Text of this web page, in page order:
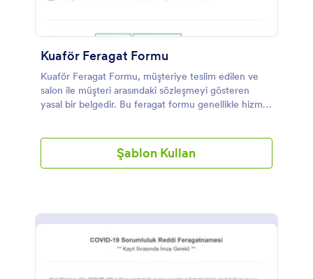
Formu ile müşterilerinizi ve salon veya spa
personelinizi salgın sırasında koruyun.
Kuaför Feragat Formu
Kuaför Feragat Formu, müşteriye teslim edilen ve
salon ile müşteri arasındaki sözleşmeyi gösteren
yasal bir belgedir. Bu feragat formu genellikle hizmet
numarasını, yararlandığı hizmet türünü ve randevu
tarihini soran form alanlarını içerir. Kuaför Feragat
bölüm de mevcut. Bu şablon, esas olarak önemli
statik metni görüntülemek için paragraf aracını
Şablon Kullan